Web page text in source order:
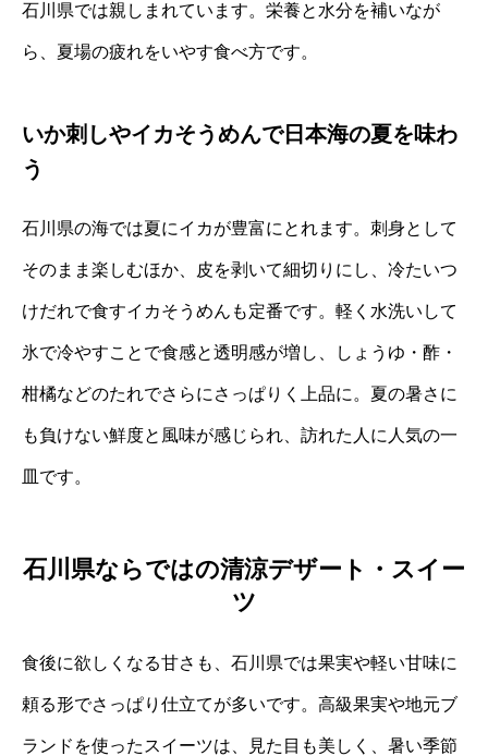
石川県では親しまれています。栄養と水分を補いなが
ら、夏場の疲れをいやす食べ方です。
いか刺しやイカそうめんで日本海の夏を味わ
う
石川県の海では夏にイカが豊富にとれます。刺身として
そのまま楽しむほか、皮を剥いて細切りにし、冷たいつ
けだれで食すイカそうめんも定番です。軽く水洗いして
氷で冷やすことで食感と透明感が増し、しょうゆ・酢・
柑橘などのたれでさらにさっぱりく上品に。夏の暑さに
も負けない鮮度と風味が感じられ、訪れた人に人気の一
皿です。
石川県ならではの清涼デザート・スイー
ツ
食後に欲しくなる甘さも、石川県では果実や軽い甘味に
頼る形でさっぱり仕立てが多いです。高級果実や地元ブ
ランドを使ったスイーツは、見た目も美しく、暑い季節